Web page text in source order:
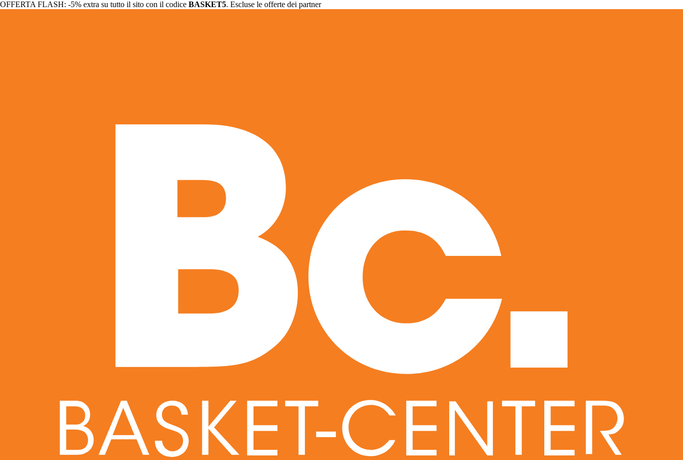
OFFERTA FLASH: -5% extra su tutto il sito con il codice BASKET5. Escluse le offerte dei partner